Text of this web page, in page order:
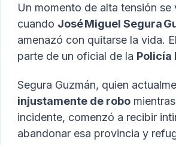
Un momento de alta tensión
cuando José Miguel Segura
amenazó con quitarse la vida.
parte de un oficial de la Policía
Segura Guzmán, quien
injustamente de robo
incidente, comenzó a recibir
abandonar esa provincia y